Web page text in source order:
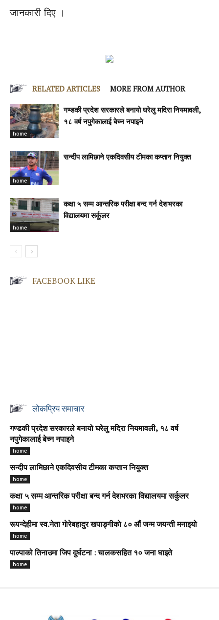
जानकारी दिए ।
RELATED ARTICLES MORE FROM AUTHOR
home
गण्डकी प्रदेश सरकारले बनायो घरेलु मदिरा नियमावली,
१८ वर्ष नपुगेकालाई बेच्न नपाइने
home
सन्दीप लामिछाने एकदिवसीय टीमका कप्तान नियुक्त
home
कक्षा ५ सम्म आन्तरिक परीक्षा बन्द गर्न देशभरका
विद्यालयमा सर्कुलर
FACEBOOK LIKE
लोकप्रिय समाचार
गण्डकी प्रदेश सरकारले बनायो घरेलु मदिरा नियमावली, १८ वर्ष
नपुगेकालाई बेच्न नपाइने
home
सन्दीप लामिछाने एकदिवसीय टीमका कप्तान नियुक्त
home
कक्षा ५ सम्म आन्तरिक परीक्षा बन्द गर्न देशभरका विद्यालयमा सर्कुलर
home
रूपन्देहीमा स्व.नेता गाेरेबहादुर खपाङ्गीकाे ८० औं जन्म जयन्ती मनाइयो
home
पाल्पाको तिनाउमा जिप दुर्घटना : चालकसहित १० जना घाइते
home